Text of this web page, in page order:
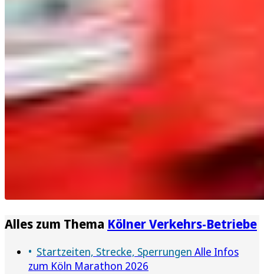
Alles zum Thema Kölner Verkehrs-Betriebe
Startzeiten, Strecke, Sperrungen Alle Infos
zum Köln Marathon 2026